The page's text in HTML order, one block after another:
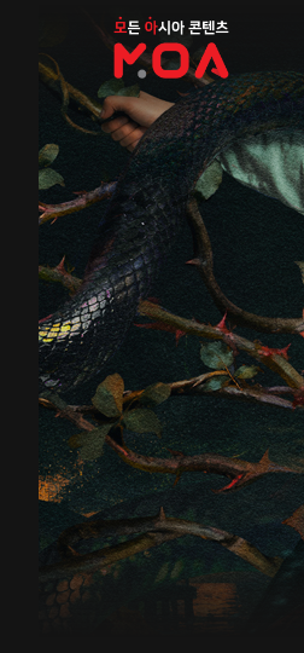
MOA